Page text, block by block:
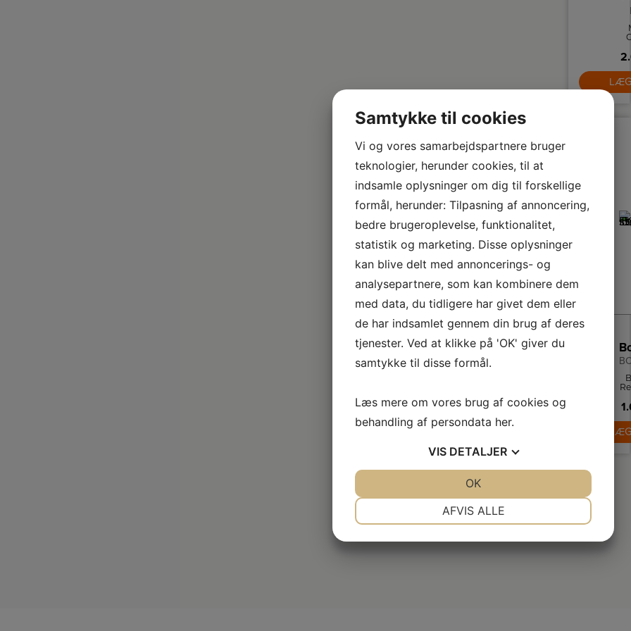
Samtykke til cookies
Vi og vores samarbejdspartnere bruger
teknologier, herunder cookies, til at
indsamle oplysninger om dig til forskellige
formål, herunder: Tilpasning af annoncering,
bedre brugeroplevelse, funktionalitet,
statistik og marketing. Disse oplysninger
kan blive delt med annoncerings- og
analysepartnere, som kan kombinere dem
med data, du tidligere har givet dem eller
de har indsamlet gennem din brug af deres
tjenester. Ved at klikke på 'OK' giver du
samtykke til disse formål.
Læs mere om vores brug af cookies og
behandling af persondata her.
VIS DETALJER
AFVIS ALLE
OK